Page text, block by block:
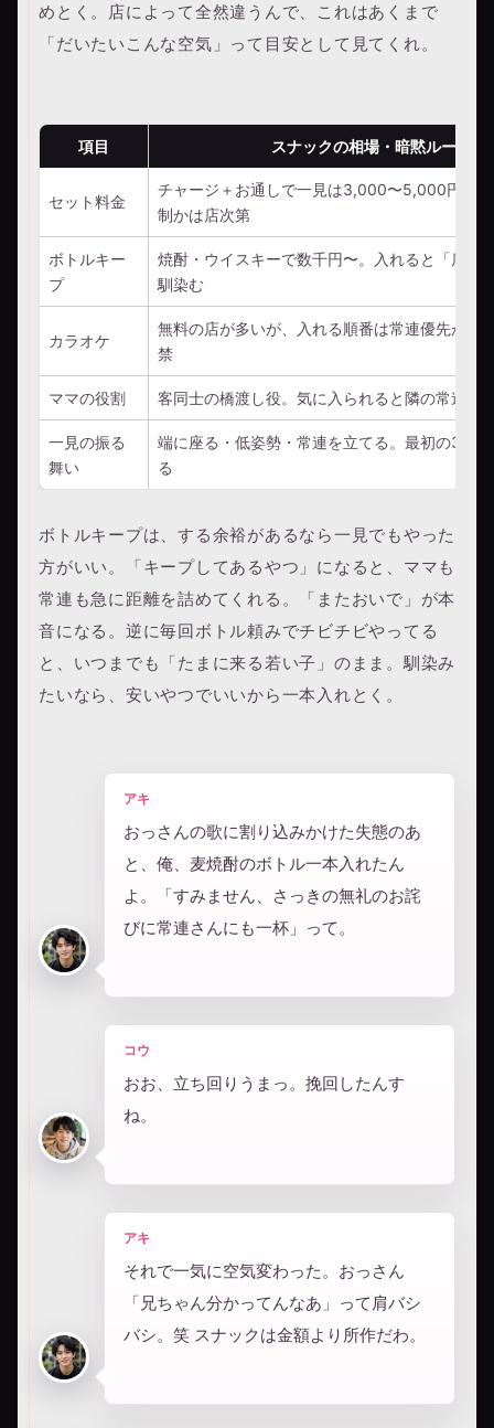
めとく。店によって全然違うんで、これはあくまで
「だいたいこんな空気」って目安として見てくれ。
項目 スナックの相場・暗黙ルール（
セット料金
チャージ＋お通しで一見は3,000〜5,000円前
制かは店次第
ボトルキー
プ
焼酎・ウイスキーで数千円〜。入れると「店の
馴染む
カラオケ
無料の店が多いが、入れる順番は常連優先が暗
禁
ママの役割 客同士の橋渡し役。気に入られると隣の常連や
一見の振る
舞い
端に座る・低姿勢・常連を立てる。最初の30分
る
ボトルキープは、する余裕があるなら一見でもやった
方がいい。「キープしてあるやつ」になると、ママも
常連も急に距離を詰めてくれる。「またおいで」が本
音になる。逆に毎回ボトル頼みでチビチビやってる
と、いつまでも「たまに来る若い子」のまま。馴染み
たいなら、安いやつでいいから一本入れとく。
アキ
おっさんの歌に割り込みかけた失態のあ
と、俺、麦焼酎のボトル一本入れたん
よ。「すみません、さっきの無礼のお詫
びに常連さんにも一杯」って。
コウ
おお、立ち回りうまっ。挽回したんす
ね。
アキ
それで一気に空気変わった。おっさん
「兄ちゃん分かってんなあ」って肩バシ
バシ。笑 スナックは金額より所作だわ。